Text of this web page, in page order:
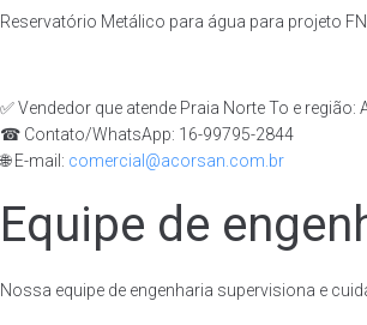
Reservatório Metálico para água para projeto
✅ Vendedor que atende Praia Norte To e região:
☎ Contato/WhatsApp: 16-99795-2844
🌐 E-mail: comercial@acorsan.com.br
Equipe de
Nossa equipe de engenharia supervisiona e